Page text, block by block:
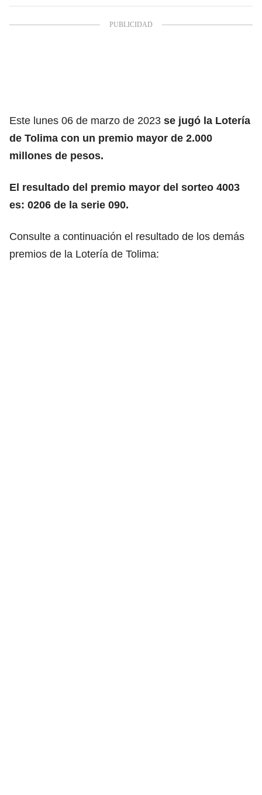
Este lunes 06 de marzo de 2023 se jugó la Lotería
de Tolima con un premio mayor de 2.000
millones de pesos.
El resultado del premio mayor del sorteo 4003
es: 0206 de la serie 090.
Consulte a continuación el resultado de los demás
premios de la Lotería de Tolima: